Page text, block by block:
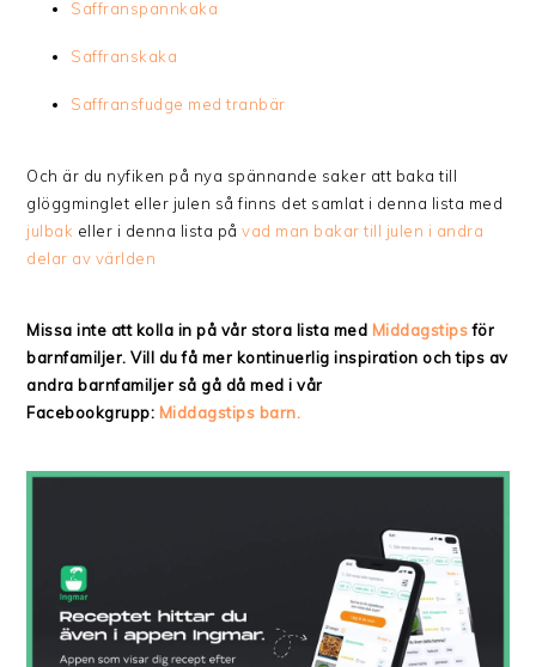
Saffranspannkaka
Saffranskaka
Saffransfudge med tranbär
Och är du nyfiken på nya spännande saker att baka till
glöggminglet eller julen så finns det samlat i denna lista med
julbak eller i denna lista påvad man bakar till julen i andra
delar av världen
Missa inte att kolla in på vår stora lista med Middagstipsför
barnfamiljer. Vill du få mer kontinuerlig inspiration och tips av
andra barnfamiljer så gå då med i vår
Facebookgrupp: Middagstips barn.